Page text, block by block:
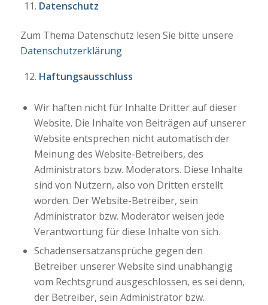
Datenschutz
Zum Thema Datenschutz lesen Sie bitte unsere
Datenschutzerklärung
Haftungsausschluss
Wir haften nicht für Inhalte Dritter auf dieser
Website. Die Inhalte von Beiträgen auf unserer
Website entsprechen nicht automatisch der
Meinung des Website-Betreibers, des
Administrators bzw. Moderators. Diese Inhalte
sind von Nutzern, also von Dritten erstellt
worden. Der Website-Betreiber, sein
Administrator bzw. Moderator weisen jede
Verantwortung für diese Inhalte von sich.
Schadensersatzansprüche gegen den
Betreiber unserer Website sind unabhängig
vom Rechtsgrund ausgeschlossen, es sei denn,
der Betreiber, sein Administrator bzw.